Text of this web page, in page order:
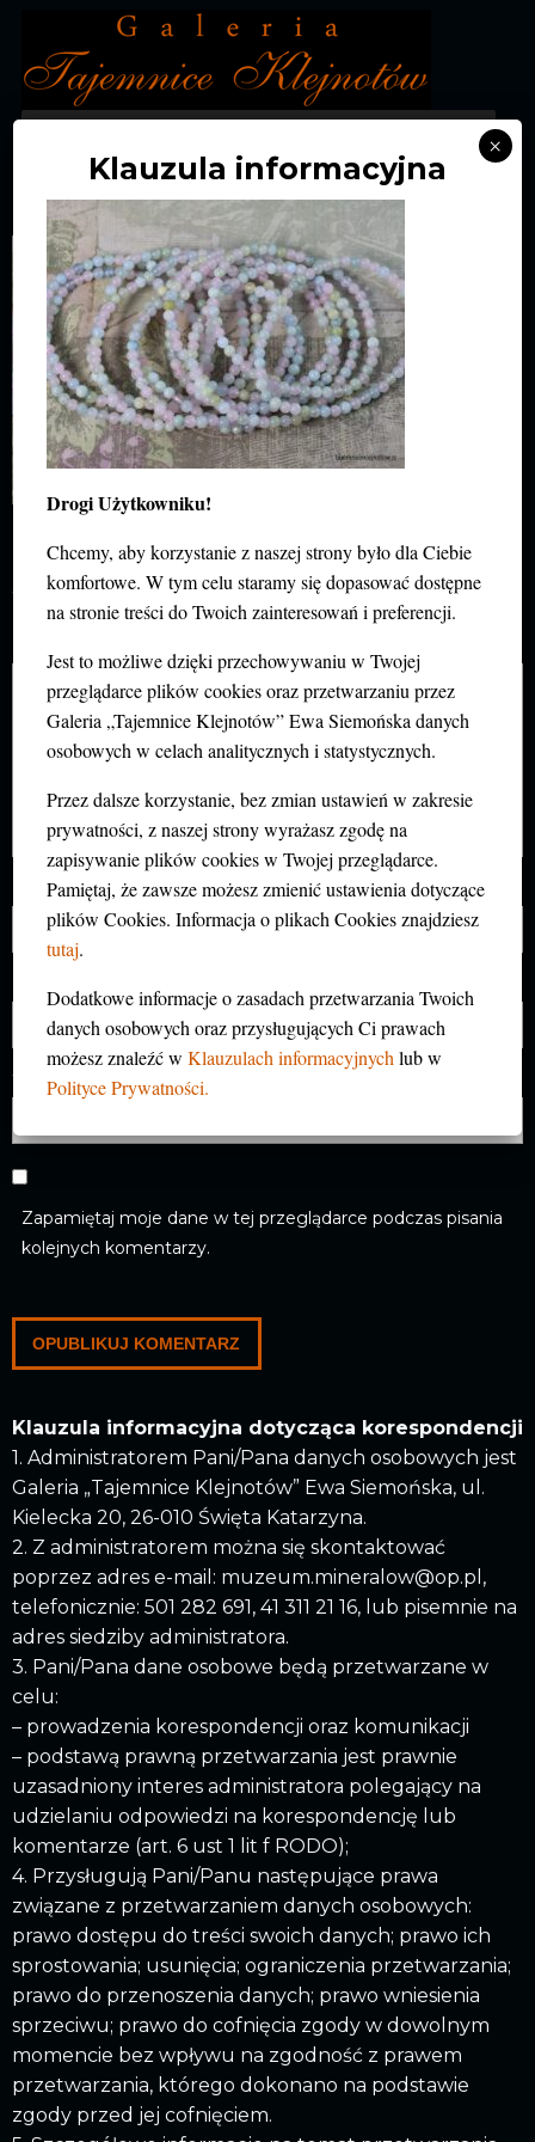
DSC_1377
DODAJ KOMENTARZ
Twój adres e-mail nie zostanie opublikowany.
Wymagane pola są oznaczone
Nazwa*
Witryna internetowa
Zapamiętaj moje dane w tej przeglądarce podczas pisania
kolejnych komentarzy.
Klauzula informacyjna dotycząca korespondencji
1. Administratorem Pani/Pana danych osobowych jest
Galeria „Tajemnice Klejnotów” Ewa Siemońska, ul.
Kielecka 20, 26-010 Święta Katarzyna.
2. Z administratorem można się skontaktować
poprzez adres e-mail: muzeum.mineralow@op.pl,
telefonicznie: 501 282 691, 41 311 21 16, lub pisemnie na
adres siedziby administratora.
3. Pani/Pana dane osobowe będą przetwarzane w
celu:
– prowadzenia korespondencji oraz komunikacji
– podstawą prawną przetwarzania jest prawnie
uzasadniony interes administratora polegający na
udzielaniu odpowiedzi na korespondencję lub
komentarze (art. 6 ust 1 lit f RODO);
4. Przysługują Pani/Panu następujące prawa
związane z przetwarzaniem danych osobowych:
prawo dostępu do treści swoich danych; prawo ich
sprostowania; usunięcia; ograniczenia przetwarzania;
prawo do przenoszenia danych; prawo wniesienia
sprzeciwu; prawo do cofnięcia zgody w dowolnym
momencie bez wpływu na zgodność z prawem
przetwarzania, którego dokonano na podstawie
zgody przed jej cofnięciem.
Klauzula informacyjna
Drogi Użytkowniku!
Chcemy, aby korzystanie z naszej strony było dla Ciebie
komfortowe. W tym celu staramy się dopasować dostępne
na stronie treści do Twoich zainteresowań i preferencji.
Jest to możliwe dzięki przechowywaniu w Twojej
przeglądarce plików cookies oraz przetwarzaniu przez
Galeria „Tajemnice Klejnotów” Ewa Siemońska danych
osobowych w celach analitycznych i statystycznych.
Przez dalsze korzystanie, bez zmian ustawień w zakresie
prywatności, z naszej strony wyrażasz zgodę na
zapisywanie plików cookies w Twojej przeglądarce.
Pamiętaj, że zawsze możesz zmienić ustawienia dotyczące
plików Cookies. Informacja o plikach Cookies znajdziesz
tutaj.
Dodatkowe informacje o zasadach przetwarzania Twoich
danych osobowych oraz przysługujących Ci prawach
możesz znaleźć wKlauzulach informacyjnych lub w
Polityce Prywatności.
×